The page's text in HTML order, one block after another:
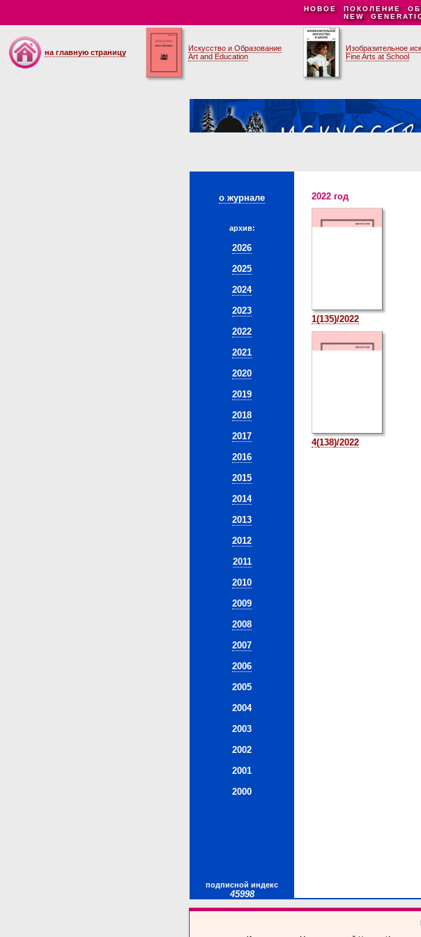
НОВОЕ ПОКОЛЕНИЕ
NEW
на главную страницу
Искусство и Образование
Art and Education
Изобразительное
Fine Arts at School
о журнале
архив:
2026
2025
2024
2023
2022
2021
2020
2019
2018
2017
2016
2015
2014
2013
2012
2011
2010
2009
2008
2007
2006
2005
2004
2003
2002
2001
2000
подписной индекс
45998
2022 год
1(135)/2022
4(138)/2022